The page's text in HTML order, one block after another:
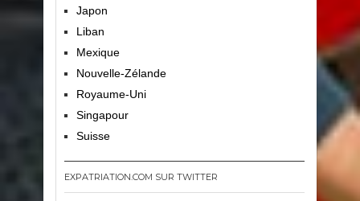
Japon
Liban
Mexique
Nouvelle-Zélande
Royaume-Uni
Singapour
Suisse
EXPATRIATION.COM SUR TWITTER